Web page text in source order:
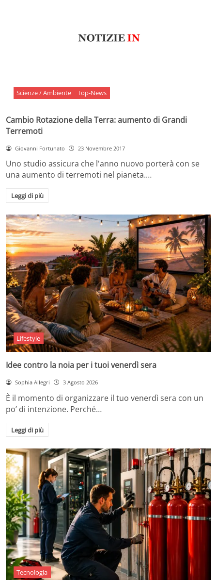
Scienze / Ambiente Top-News
Cambio Rotazione della Terra: aumento di Grandi
Terremoti
Giovanni Fortunato 23 Novembre 2017
Uno studio assicura che l'anno nuovo porterà con se
una aumento di terremoti nel pianeta.…
Leggi di più
Lifestyle
Idee contro la noia per i tuoi venerdì sera
Sophia Allegri 3 Agosto 2026
È il momento di organizzare il tuo venerdì sera con un
po’ di intenzione. Perché…
Leggi di più
Tecnologia